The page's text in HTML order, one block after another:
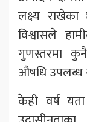
लक्ष्य
विश्वासले
गुणस्तरमा
औषधि उपलब्ध
केही वर्ष